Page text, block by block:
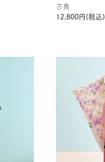
古典
12,800円(税込)